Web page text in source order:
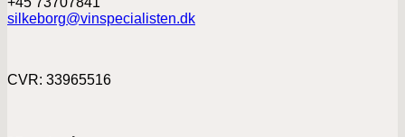
silkeborg@vinspecialisten.dk
CVR: 33965516